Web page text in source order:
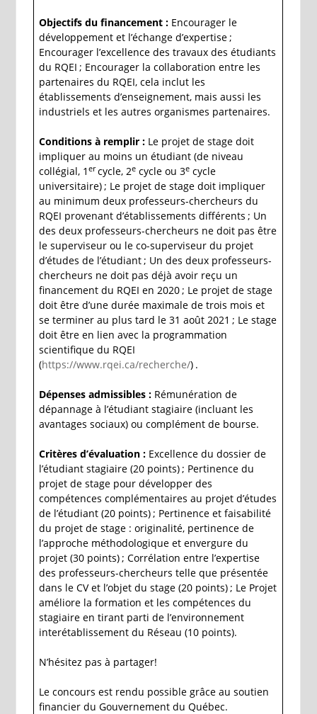
Objectifs du financement :Encourager le
développement et l’échange d’expertise ;
Encourager l’excellence des travaux des étudiants
du RQEI ; Encourager la collaboration entre les
partenaires du RQEI, cela inclut les
établissements d’enseignement, mais aussi les
industriels et les autres organismes partenaires.
Conditions à remplir :Le projet de stage doit
impliquer au moins un étudiant (de niveau
collégial, 1 ercycle, 2ecycle ou 3ecycle
universitaire) ; Le projet de stage doit impliquer
au minimum deux professeurs-chercheurs du
RQEI provenant d’établissements différents ; Un
des deux professeurs-chercheurs ne doit pas être
le superviseur ou le co-superviseur du projet
d’études de l’étudiant ; Un des deux professeurs-
chercheurs ne doit pas déjà avoir reçu un
financement du RQEI en 2020 ; Le projet de stage
doit être d’une durée maximale de trois mois et
se terminer au plus tard le 31 août 2021 ; Le stage
doit être en lien avec la programmation
scientifique du RQEI
(https://www.rqei.ca/recherche/) .
Dépenses admissibles :Rémunération de
dépannage à l’étudiant stagiaire (incluant les
avantages sociaux) ou complément de bourse.
Critères d’évaluation :Excellence du dossier de
l’étudiant stagiaire (20 points) ; Pertinence du
projet de stage pour développer des
compétences complémentaires au projet d’études
de l’étudiant (20 points) ; Pertinence et faisabilité
du projet de stage : originalité, pertinence de
l’approche méthodologique et envergure du
projet (30 points) ; Corrélation entre l’expertise
des professeurs-chercheurs telle que présentée
dans le CV et l’objet du stage (20 points) ; Le Projet
améliore la formation et les compétences du
stagiaire en tirant parti de l’environnement
interétablissement du Réseau (10 points).
N’hésitez pas à partager!
Le concours est rendu possible grâce au soutien
financier du Gouvernement du Québec.